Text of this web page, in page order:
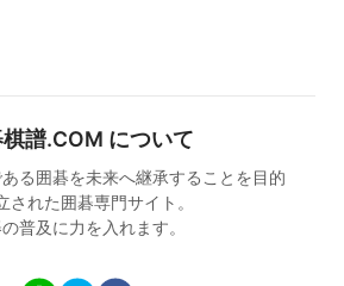
棋譜.COM について
る囲碁を未来へ継承することを目的
された囲碁専門サイト。
普及に力を入れます。